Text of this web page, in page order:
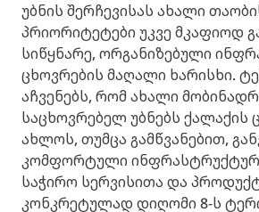
უბნის შერჩევისას ახალი
პრიორიტეტები უკვე მკაფიოდ
სიწყნარე, ორგანიზებული
ცხოვრების მაღალი ხარისხი.
აჩვენებს, რომ ახალი
საცხოვრებელ უბნებს ქალაქის
ახლოს, თუმცა გამწვანებით,
კომფორტული
საჭირო სერვისითა და
კონკრეტულად დიღომი 8-ს